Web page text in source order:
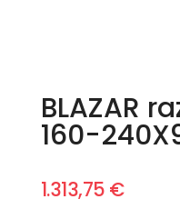
BLAZAR
160-
1.313,75 €